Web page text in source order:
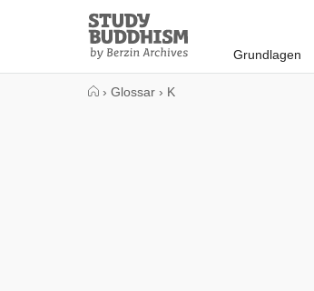
Study
Buddhism
Home
Grundlagen
› Glossar › K